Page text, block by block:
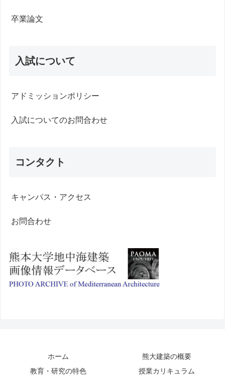
卒業論文
入試について
アドミッションポリシー
入試についてのお問合わせ
コンタクト
キャンパス・アクセス
お問合わせ
ホーム
熊大建築の概要
教育・研究の特色
授業カリキュラム